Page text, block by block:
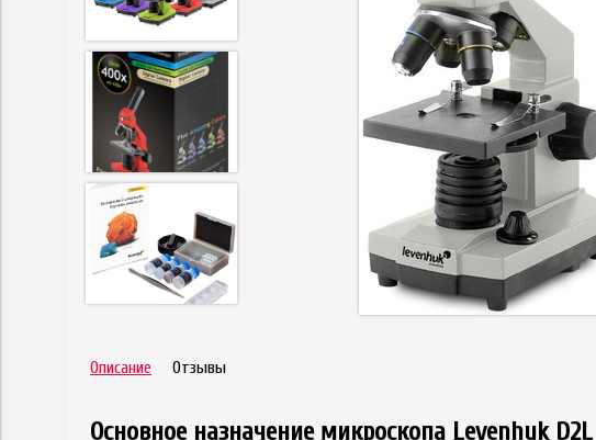
Описание Отзывы
Основное назначение микроскопа Levenhuk